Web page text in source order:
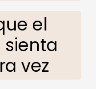
el
sienta
vez